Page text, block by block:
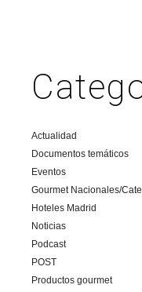
Actualidad
Documentos temáticos
Eventos
Gourmet Nacionales/
Hoteles Madrid
Noticias
Podcast
POST
Productos gourmet